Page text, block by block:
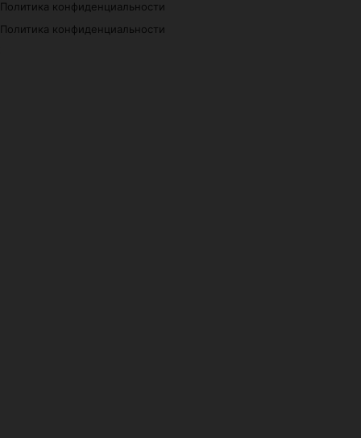
Политика конфиденциальности
Политика конфиденциальности